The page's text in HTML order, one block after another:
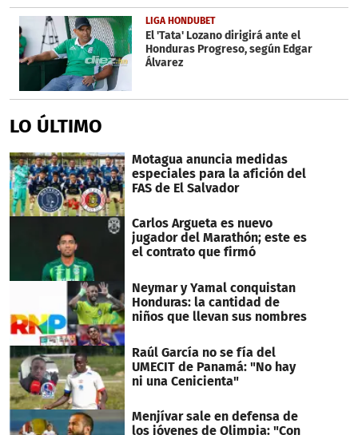
LIGA HONDUBET
El 'Tata' Lozano dirigirá ante el
Honduras Progreso, según Edgar
Álvarez
LO ÚLTIMO
Motagua anuncia medidas
especiales para la afición del
FAS de El Salvador
Carlos Argueta es nuevo
jugador del Marathón; este es
el contrato que firmó
Neymar y Yamal conquistan
Honduras: la cantidad de
niños que llevan sus nombres
Raúl García no se fía del
UMECIT de Panamá: "No hay
ni una Cenicienta"
Menjívar sale en defensa de
los jóvenes de Olimpia: "Con